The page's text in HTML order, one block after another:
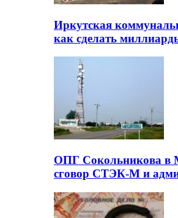
Иркутская
как сделать
ОПГ Сокольникова в
сговор СТЭК-М и